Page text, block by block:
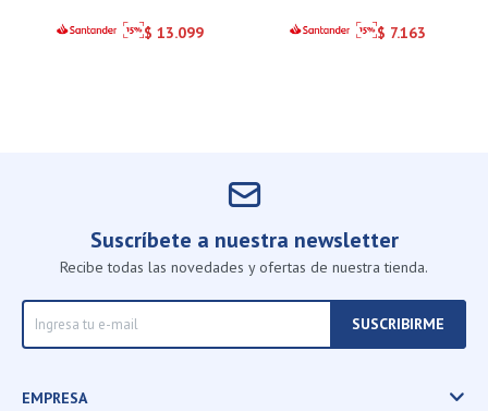
$ 13.099 $ 7.163
Suscríbete a nuestra newsletter
Recibe todas las novedades y ofertas de nuestra tienda.
SUSCRIBIRME
EMPRESA